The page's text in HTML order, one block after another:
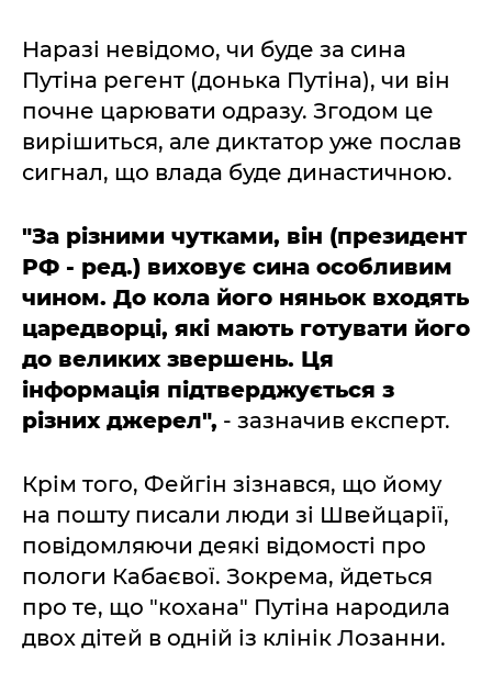
Наразі невідомо, чи буде за сина
Путіна регент (донька Путіна), чи він
почне царювати одразу. Згодом це
вирішиться, але диктатор уже послав
сигнал, що влада буде династичною.
"За різними чутками, він (президент
РФ - ред.) виховує сина особливим
чином. До кола його няньок входять
царедворці, які мають готувати його
до великих звершень. Ця
інформація підтверджується з
різних джерел", - зазначив експерт.
Крім того, Фейгін зізнався, що йому
на пошту писали люди зі Швейцарії,
повідомляючи деякі відомості про
пологи Кабаєвої. Зокрема, йдеться
про те, що "кохана" Путіна народила
двох дітей в одній із клінік Лозанни.